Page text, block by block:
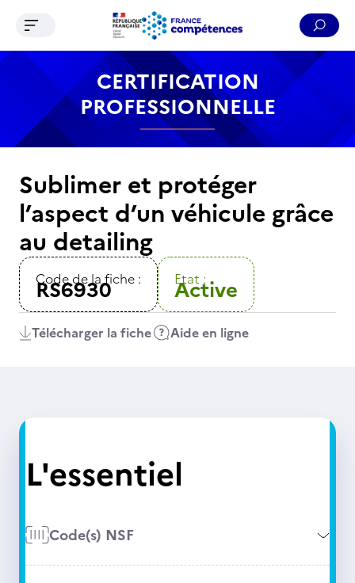
Contenu Recherche Menu Pied de page
Ouvrir le menu de navigation
CERTIFICATION
PROFESSIONNELLE
Sublimer et protéger
l’aspect d’un véhicule grâce
au detailing
Code de la fiche :
RS6930 Etat :
Active
Télécharger la fiche Aide en ligne
L'essentiel
Code(s) NSF